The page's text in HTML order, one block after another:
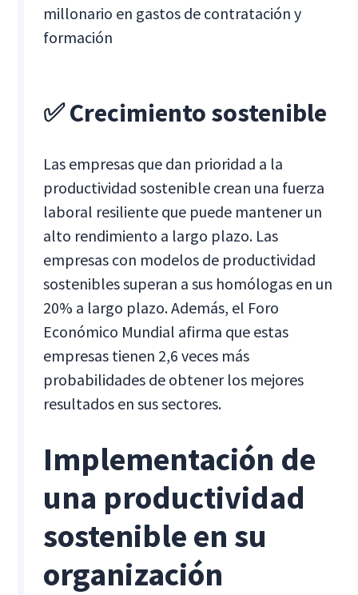
millonario en gastos de contratación y
formación
✅ Crecimiento sostenible
Las empresas que dan prioridad a la
productividad sostenible crean una fuerza
laboral resiliente que puede mantener un
alto rendimiento a largo plazo. Las
empresas con modelos de productividad
sostenibles superan a sus homólogas en un
20% a largo plazo. Además, el Foro
Económico Mundial afirma que estas
empresas tienen 2,6 veces más
probabilidades de obtener los mejores
resultados en sus sectores.
Implementación de
una productividad
sostenible en su
organización